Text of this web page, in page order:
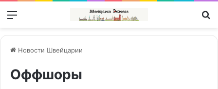
Меню
Новости Швейцарии
Оффшоры